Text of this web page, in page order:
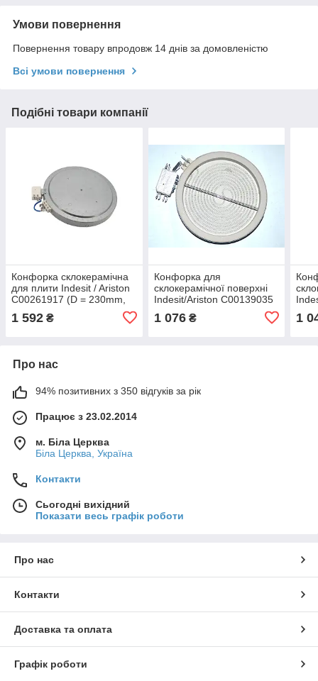
Умови повернення
Повернення товару впродовж 14 днів за домовленістю
Всі умови повернення
Подібні товари компанії
Конфорка склокерамічна
для плити Indesit / Ariston
C00261917 (D = 230mm,
2312333922/16002268801)
1 592 ₴
Конфорка для
склокерамічної поверхні
Indesit/Ariston C00139035
1 076₴ 1
Про нас
94% позитивних з 350 відгуків за рік
Працює з 23.02.2014
м. Біла Церква
Біла Церква, Україна
Контакти
Сьогодні вихідний
Показати весь графік роботи
Про нас
Контакти
Доставка та оплата
Графік роботи